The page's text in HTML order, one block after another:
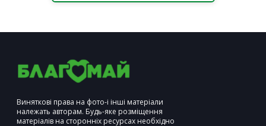
Виняткові права на фото-і інші матеріали
належать авторам. Будь-яке розміщення
матеріалів на сторонніх ресурсах необхідно